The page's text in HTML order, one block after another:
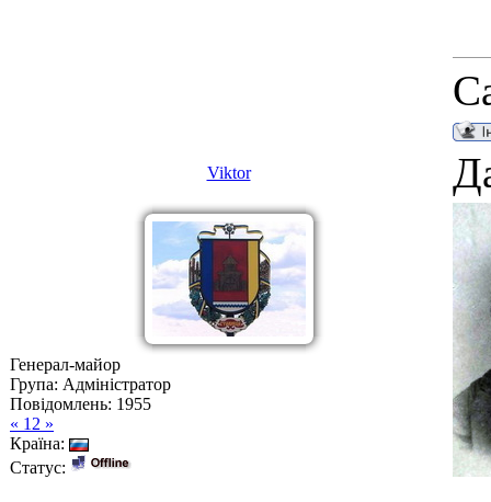
Viktor
Генерал-майор
Група: Адміністратор
Повідомлень: 1955
« 12 »
Країна:
Статус: